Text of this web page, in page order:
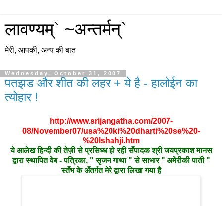
लावण्यम्` ~अन्तर्मन्`
मेरी, आपकी, अन्य की बात
Wednesday, October 31, 2007
पतझड और शीत की लहर + ये है - हालोईन का
त्योहार !
http://www.srijangatha.com/2007-
08/November07/usa%20ki%20dharti%20se%20-
%20lshahji.htm
ये आलेख हिन्दी की तेज़ी से प्रसिध्ध हो रही सँपादक श्री जयप्रकाश मानस
द्वारा स्थापित वेब - पत्रिका, " सृजन गाथा " से साभार " अमेरीकी पाती "
स्तँभ के अँतर्गत मेरे द्वारा लिखा गया है